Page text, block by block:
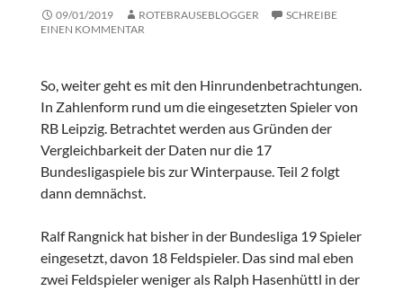
09/01/2019 ROTEBRAUSEBLOGGER
SCHREIBE
EINEN KOMMENTAR
So, weiter geht es mit den Hinrundenbetrachtungen.
In Zahlenform rund um die eingesetzten Spieler von
RB Leipzig. Betrachtet werden aus Gründen der
Vergleichbarkeit der Daten nur die 17
Bundesligaspiele bis zur Winterpause. Teil 2 folgt
dann demnächst.
Ralf Rangnick hat bisher in der Bundesliga 19 Spieler
eingesetzt, davon 18 Feldspieler. Das sind mal eben
zwei Feldspieler weniger als Ralph Hasenhüttl in der